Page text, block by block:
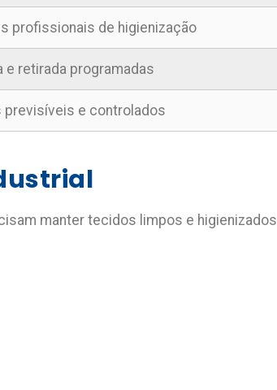
profissionais de higienização
e retirada programadas
previsíveis e controlados
manter tecidos limpos e higienizados